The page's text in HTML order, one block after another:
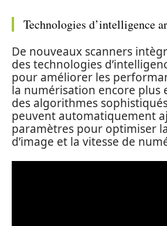
Technologies d’intelligence
De nouveaux scanners
des technologies
pour améliorer les
la numérisation encore plus
des algorithmes
peuvent automatiquement
paramètres pour optimiser
d’image et la vitesse de